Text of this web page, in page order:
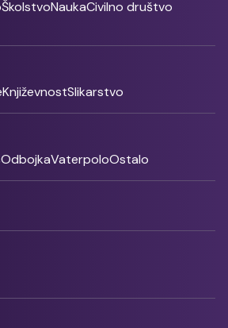
ŠkolstvoNaukaCivilno društvo
KnjiževnostSlikarstvo
OdbojkaVaterpoloOstalo